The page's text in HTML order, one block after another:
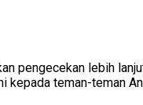
pengecekan lebih
kepada teman-teman